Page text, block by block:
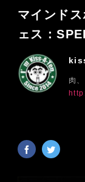
マインド
ェス：
肉